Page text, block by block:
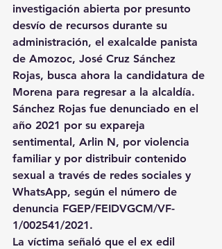
investigación abierta por presunto
desvío de recursos durante su
administración, el exalcalde panista
de Amozoc, José Cruz Sánchez
Rojas, busca ahora la candidatura de
Morena para regresar a la alcaldía.
Sánchez Rojas fue denunciado en el
año 2021 por su expareja
sentimental, Arlin N, por violencia
familiar y por distribuir contenido
sexual a través de redes sociales y
WhatsApp, según el número de
denuncia FGEP/FEIDVGCM/VF-
1/002541/2021.
La víctima señaló que el ex edil